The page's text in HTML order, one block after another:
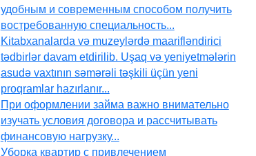
удобным и современным способом получить
востребованную специальность...
Kitabxanalarda və muzeylərdə maarifləndirici
tədbirlər davam etdirilib. Uşaq və yeniyetmələrin
asudə vaxtının səmərəli təşkili üçün yeni
proqramlar hazırlanır...
При оформлении займа важно внимательно
изучать условия договора и рассчитывать
финансовую нагрузку...
Уборка квартир с привлечением